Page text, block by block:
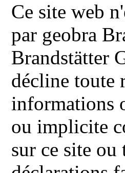
Ce site web
par geobra
Brandstätter
décline toute
informations
ou implicite
sur ce site ou